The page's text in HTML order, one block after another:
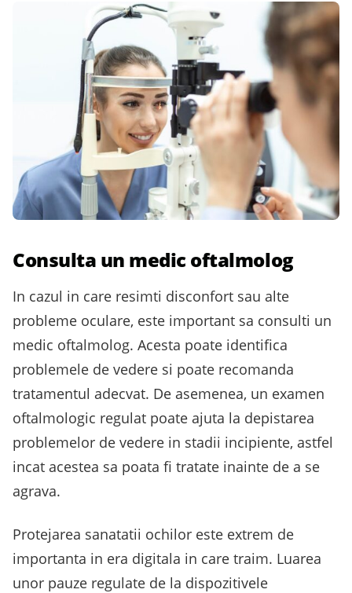
Consulta un medic oftalmolog
In cazul in care resimti disconfort sau alte
probleme oculare, este important sa consulti un
medic oftalmolog. Acesta poate identifica
problemele de vedere si poate recomanda
tratamentul adecvat. De asemenea, un examen
oftalmologic regulat poate ajuta la depistarea
problemelor de vedere in stadii incipiente, astfel
incat acestea sa poata fi tratate inainte de a se
agrava.
Protejarea sanatatii ochilor este extrem de
importanta in era digitala in care traim. Luarea
unor pauze regulate de la dispozitivele